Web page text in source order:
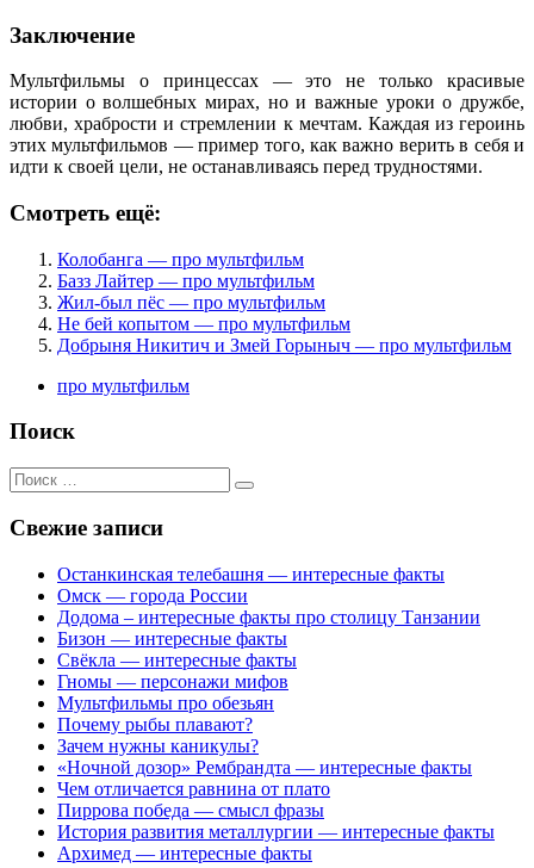
Заключение
Мультфильмы о принцессах — это не только красивые
истории о волшебных мирах, но и важные уроки о дружбе,
любви, храбрости и стремлении к мечтам. Каждая из героинь
этих мультфильмов — пример того, как важно верить в себя и
идти к своей цели, не останавливаясь перед трудностями.
Смотреть ещё:
Колобанга — про мультфильм
Базз Лайтер — про мультфильм
Жил-был пёс — про мультфильм
Не бей копытом — про мультфильм
Добрыня Никитич и Змей Горыныч — про мультфильм
про мультфильм
Поиск
Поиск
для:
Свежие записи
Останкинская телебашня — интересные факты
Омск — города России
Додома – интересные факты про столицу Танзании
Бизон — интересные факты
Свёкла — интересные факты
Гномы — персонажи мифов
Мультфильмы про обезьян
Почему рыбы плавают?
Зачем нужны каникулы?
«Ночной дозор» Рембрандта — интересные факты
Чем отличается равнина от плато
Пиррова победа — смысл фразы
История развития металлургии — интересные факты
Архимед — интересные факты